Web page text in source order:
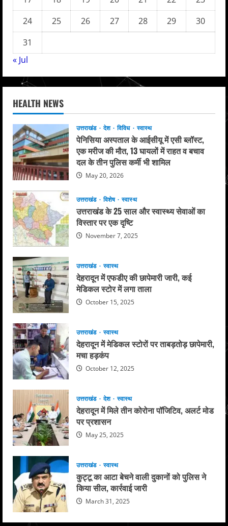
24
25 26 27 28 29
30
31
« Jul
HEALTH NEWS
उत्तराखंड देश विविध स्वास्थ
पेनिसिया अस्पताल के आईसीयू में एसी ब्लॉस्ट,
एक मरीज की मौत, 13 घायलों में राहत व बचाव
दल के तीन पुलिस कर्मी भी शामिल
May 20, 2026
उत्तराखंड विशेष स्वास्थ
उत्तराखंड के 25 साल और स्वास्थ्य सेवाओं का
विस्तार पर एक दृष्टि
November 7, 2025
उत्तराखंड स्वास्थ
देहरादून में एफडीए की छापेमारी जारी, कई
मेडिकल स्टोर में लगा ताला
October 15, 2025
उत्तराखंड स्वास्थ
देहरादून में मेडिकल स्टोरों पर ताबड़तोड़ छापेमारी,
मचा हड़कंप
October 12, 2025
उत्तराखंड देश स्वास्थ
देहरादून में मिले तीन कोरोना पॉजिटिव, अलर्ट मोड
पर प्रशासन
May 25, 2025
उत्तराखंड स्वास्थ
कुट्टू का आटा बेचने वाली दुकानों को पुलिस ने
किया सील, कार्रवाई जारी
March 31, 2025